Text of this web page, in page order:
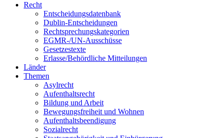
Recht
Entscheidungsdatenbank
Dublin-Entscheidungen
Rechtsprechungskategorien
EGMR-/UN-Ausschüsse
Gesetzestexte
Erlasse/Behördliche Mitteilungen
Länder
Themen
Asylrecht
Aufenthaltsrecht
Bildung und Arbeit
Bewegungsfreiheit und Wohnen
Aufenthaltsbeendigung
Sozialrecht